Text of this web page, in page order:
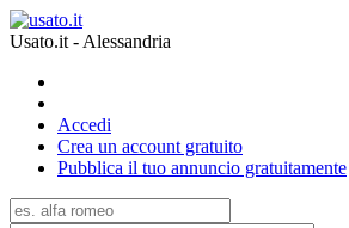
Usato.it - Alessandria
Accedi
Crea un account gratuito
Pubblica il tuo annuncio gratuitamente